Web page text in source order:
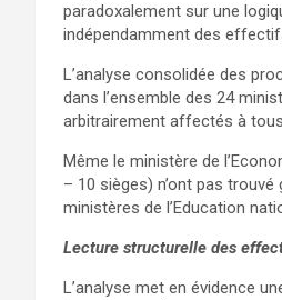
paradoxalement sur une
indépendamment des
L’analyse consolidée des
dans l’ensemble des 24
arbitrairement affectés à
Même le ministère de
– 10 sièges) n’ont pas trouvé
ministères de l’Education
Lecture structurelle des
L’analyse met en évidence